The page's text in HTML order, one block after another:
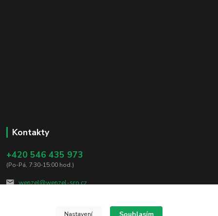
Kontakty
+420 546 435 973
(Po-Pá, 7:30-15:00 hod.)
wenzel@wenzel-sro.cz
Nastavení